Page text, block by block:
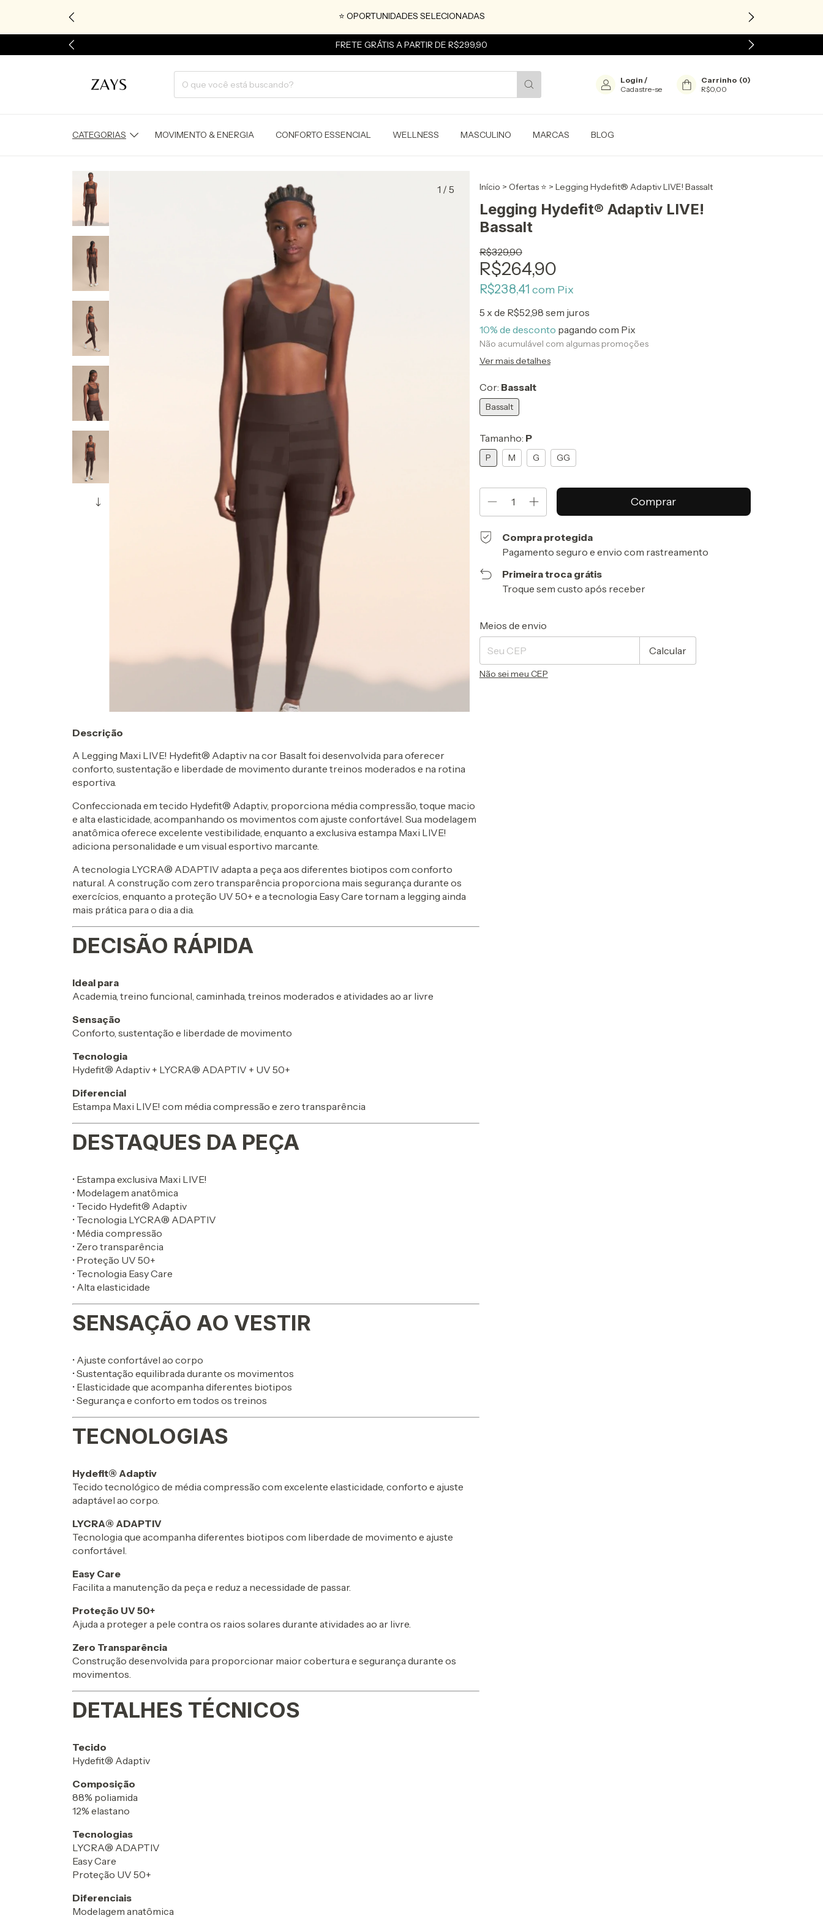
⭐ OPORTUNIDADES SELECIONADAS
FRETE GRÁTIS A PARTIR DE R$299,90
Login /
Cadastre-se
Carrinho (0)
R$0,00
CATEGORIAS MOVIMENTO & ENERGIA CONFORTO ESSENCIAL WELLNESS MASCULINO MARCAS BLOG
1 / 5 Início > Ofertas ⭐ > Legging Hydefit® Adaptiv LIVE! Bassalt
Legging Hydefit® Adaptiv LIVE!
Bassalt
R$329,90
R$264,90
R$238,41 com Pix
5 x de R$52,98 sem juros
10% de desconto pagando com Pix
Não acumulável com algumas promoções
Ver mais detalhes
Cor: Bassalt
Bassalt
Tamanho: P
P M G GG
Compra protegida
Pagamento seguro e envio com rastreamento
Primeira troca grátis
Troque sem custo após receber
Entregas para o CEP:
Meios de envio
Calcular
Não sei meu CEP
Descrição
A Legging Maxi LIVE! Hydefit® Adaptiv na cor Basalt foi desenvolvida para oferecer
conforto, sustentação e liberdade de movimento durante treinos moderados e na rotina
esportiva.
Confeccionada em tecido Hydefit® Adaptiv, proporciona média compressão, toque macio
e alta elasticidade, acompanhando os movimentos com ajuste confortável. Sua modelagem
anatômica oferece excelente vestibilidade, enquanto a exclusiva estampa Maxi LIVE!
adiciona personalidade e um visual esportivo marcante.
A tecnologia LYCRA® ADAPTIV adapta a peça aos diferentes biotipos com conforto
natural. A construção com zero transparência proporciona mais segurança durante os
exercícios, enquanto a proteção UV 50+ e a tecnologia Easy Care tornam a legging ainda
mais prática para o dia a dia.
DECISÃO RÁPIDA
Ideal para
Academia, treino funcional, caminhada, treinos moderados e atividades ao ar livre
Sensação
Conforto, sustentação e liberdade de movimento
Tecnologia
Hydefit® Adaptiv + LYCRA® ADAPTIV + UV 50+
Diferencial
Estampa Maxi LIVE! com média compressão e zero transparência
DESTAQUES DA PEÇA
• Estampa exclusiva Maxi LIVE!
• Modelagem anatômica
• Tecido Hydefit® Adaptiv
• Tecnologia LYCRA® ADAPTIV
• Média compressão
• Zero transparência
• Proteção UV 50+
• Tecnologia Easy Care
• Alta elasticidade
SENSAÇÃO AO VESTIR
• Ajuste confortável ao corpo
• Sustentação equilibrada durante os movimentos
• Elasticidade que acompanha diferentes biotipos
• Segurança e conforto em todos os treinos
TECNOLOGIAS
Hydefit® Adaptiv
Tecido tecnológico de média compressão com excelente elasticidade, conforto e ajuste
adaptável ao corpo.
LYCRA® ADAPTIV
Tecnologia que acompanha diferentes biotipos com liberdade de movimento e ajuste
confortável.
Easy Care
Facilita a manutenção da peça e reduz a necessidade de passar.
Proteção UV 50+
Ajuda a proteger a pele contra os raios solares durante atividades ao ar livre.
Zero Transparência
Construção desenvolvida para proporcionar maior cobertura e segurança durante os
movimentos.
DETALHES TÉCNICOS
Tecido
Hydefit® Adaptiv
Composição
88% poliamida
12% elastano
Tecnologias
LYCRA® ADAPTIV
Easy Care
Proteção UV 50+
Diferenciais
Modelagem anatômica